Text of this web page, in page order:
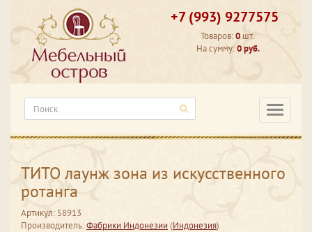
+7 (993) 9277575
Товаров:0 шт.
На сумму:0 руб.
ТИТО лаунж зона из искусственного
ротанга
Артикул: 58913
Производитель:Фабрики Индонезии(Индонезия)